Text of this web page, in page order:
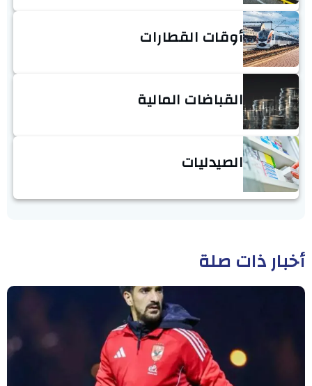
أوقات القطارات
القباضات المالية
الصيدليات
أخبار ذات صلة